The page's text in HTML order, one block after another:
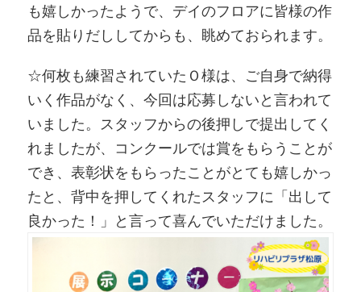
も嬉しかったようで、デイのフロアに皆様の作
品を貼りだししてからも、眺めておられます。
☆何枚も練習されていたＯ様は、ご自身で納得
いく作品がなく、今回は応募しないと言われて
いました。スタッフからの後押しで提出してく
れましたが、コンクールでは賞をもらうことが
でき、表彰状をもらったことがとても嬉しかっ
たと、背中を押してくれたスタッフに「出して
良かった！」と言って喜んでいただけました。